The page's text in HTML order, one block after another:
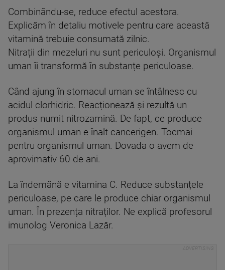
Combinându-se, reduce efectul acestora.
Explicăm în detaliu motivele pentru care această
vitamină trebuie consumată zilnic.
Nitrații din mezeluri nu sunt periculoși. Organismul
uman îi transformă în substanțe periculoase.
Când ajung în stomacul uman se întâlnesc cu
acidul clorhidric. Reacționează și rezultă un
produs numit nitrozamină. De fapt, ce produce
organismul uman e înalt cancerigen. Tocmai
pentru organismul uman. Dovada o avem de
aprovimativ 60 de ani.
La îndemână e vitamina C. Reduce substanțele
periculoase, pe care le produce chiar organismul
uman. În prezența nitraților. Ne explică profesorul
imunolog Veronica Lazăr.